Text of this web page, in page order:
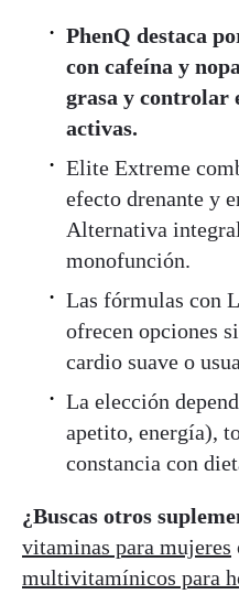
PhenQ destaca
con cafeína y
grasa y controlar
activas.
Elite Extreme
efecto drenante y
Alternativa
monofunción.
Las fórmulas con
ofrecen opciones
cardio suave o
La elección
apetito, energía),
constancia con
¿Buscas otros
vitaminas para mujeres
multivitamínicos para